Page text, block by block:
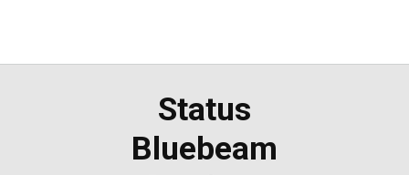
Status
Bluebeam